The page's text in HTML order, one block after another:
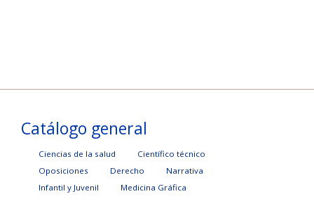
Catálogo general
Ciencias de la salud
Científico técnico
Oposiciones
Derecho
Narrativa
Infantil y Juvenil
Medicina Gráfica